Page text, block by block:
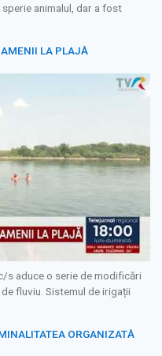
animalul, dar a fost
LA PLAJĂ
s aduce o serie de modificări
fluviu. Sistemul de irigații
ORGANIZATĂ